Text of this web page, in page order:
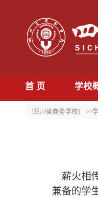
[四川省商务学校] >>
薪火相
兼备的学
首 页 学校